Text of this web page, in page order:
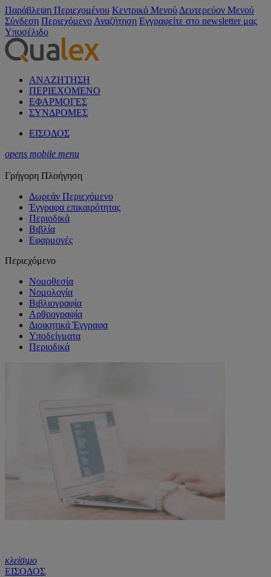
Παράβλεψη Περιεχομένου Κεντρικό Μενού Δευτερεύον Μενού
Σύνδεση Περιεχόμενο Αναζήτηση Εγγραφείτε στο newsletter μας
Υποσέλιδο
ΑΝΑΖΗΤΗΣΗ
ΠΕΡΙΕΧΟΜΕΝΟ
ΕΦΑΡΜΟΓΕΣ
ΣΥΝΔΡΟΜΕΣ
ΕΙΣΟΔΟΣ
opens mobile menu
Γρήγορη Πλοήγηση
Δωρεάν Περιεχόμενο
Έγγραφα επικαιρότητας
Περιοδικά
Βιβλία
Εφαρμογές
Περιεχόμενο
Νομοθεσία
Νομολογία
Βιβλιογραφία
Αρθρογραφία
Διοικητικά Έγγραφα
Υποδείγματα
Περιοδικά
κλείσιμο
ΕΙΣΟΔΟΣ